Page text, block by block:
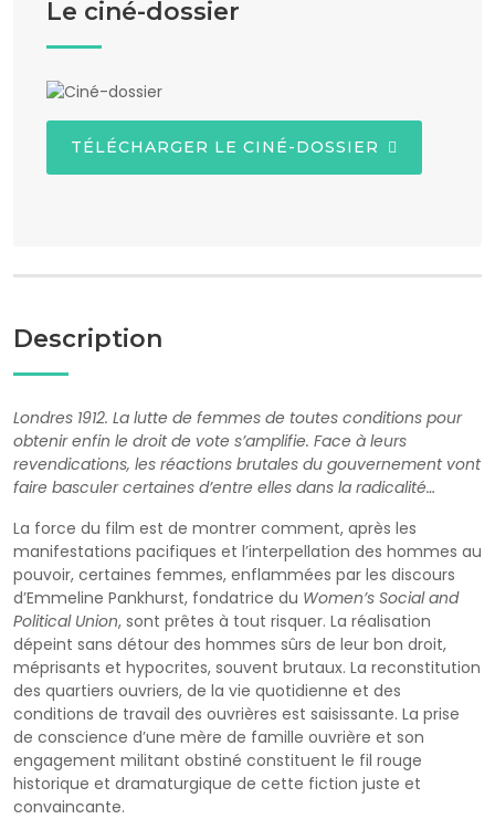
Le ciné-dossier
TÉLÉCHARGER LE CINÉ-DOSSIER
Description
Londres 1912. La lutte de femmes de toutes conditions pour
obtenir enfin le droit de vote s’amplifie. Face à leurs
revendications, les réactions brutales du gouvernement vont
faire basculer certaines d’entre elles dans la radicalité…
La force du film est de montrer comment, après les
manifestations pacifiques et l’interpellation des hommes au
pouvoir, certaines femmes, enflammées par les discours
d’Emmeline Pankhurst, fondatrice du Women’s Social and
Political Union, sont prêtes à tout risquer. La réalisation
dépeint sans détour des hommes sûrs de leur bon droit,
méprisants et hypocrites, souvent brutaux. La reconstitution
des quartiers ouvriers, de la vie quotidienne et des
conditions de travail des ouvrières est saisissante. La prise
de conscience d’une mère de famille ouvrière et son
engagement militant obstiné constituent le fil rouge
historique et dramaturgique de cette fiction juste et
convaincante.